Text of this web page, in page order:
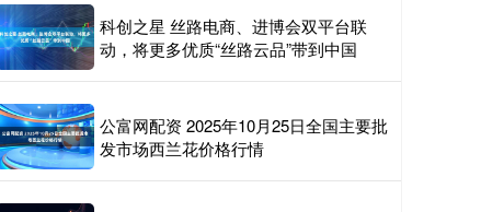
科创之星 丝路电商、进博会双平台联
动，将更多优质“丝路云品”带到中国
公富网配资 2025年10月25日全国主要批
发市场西兰花价格行情